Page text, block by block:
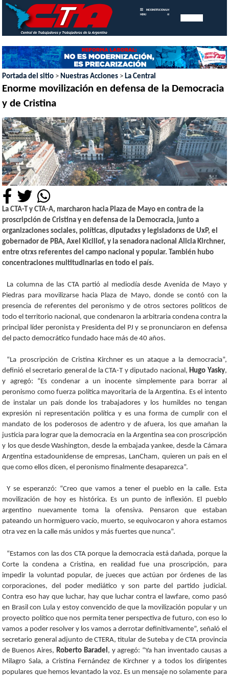
MENU
INICIOINSTITUCIONAL MEMORIAS
ANUALES
Portada del sitio > Nuestras Acciones > La Central
Enorme movilización en defensa de la Democracia
y de Cristina
La CTA-T y CTA-A, marcharon hacia Plaza de Mayo en contra de la
proscripción de Cristina y en defensa de la Democracia, junto a
organizaciones sociales, políticas, diputadxs y legisladorxs de UxP, el
gobernador de PBA, Axel Kicillof, y la senadora nacional Alicia Kirchner,
entre otrxs referentes del campo nacional y popular. También hubo
concentraciones multitudinarias en todo el país.
La columna de las CTA partió al mediodía desde Avenida de Mayo y
Piedras para movilizarse hacia Plaza de Mayo, donde se contó con la
presencia de referentes del peronismo y de otros sectores politicos de
todo el territorio nacional, que condenaron la arbitraria condena contra la
principal líder peronista y Presidenta del PJ y se pronunciaron en defensa
del pacto democrático fundado hace más de 40 años.
“La proscripción de Cristina Kirchner es un ataque a la democracia”,
definió el secretario general de la CTA-T y diputado nacional,Hugo Yasky,
y agregó: “Es condenar a un inocente simplemente para borrar al
peronismo como fuerza política mayoritaria de la Argentina. Es el intento
de instalar un país donde los trabajadores y los humildes no tengan
expresión ni representación política y es una forma de cumplir con el
mandato de los poderosos de adentro y de afuera, los que amañan la
justicia para lograr que la democracia en la Argentina sea con proscripción
y los que desde Washington, desde la embajada yankee, desde la Cámara
Argentina estadounidense de empresas, LanCham, quieren un país en el
que como ellos dicen, el peronismo finalmente desaparezca”.
Y se esperanzó: “Creo que vamos a tener el pueblo en la calle. Esta
movilización de hoy es histórica. Es un punto de inflexión. El pueblo
argentino nuevamente toma la ofensiva. Pensaron que estaban
pateando un hormiguero vacío, muerto, se equivocaron y ahora estamos
otra vez en la calle más unidos y más fuertes que nunca”.
“Estamos con las dos CTA porque la democracia está dañada, porque la
Corte la condena a Cristina, en realidad fue una proscripción, para
impedir la voluntad popular, de jueces que actúan por órdenes de las
corporaciones, del poder mediático y son parte del partido judicial.
Contra eso hay que luchar, hay que luchar contra el lawfare, como pasó
en Brasil con Lula y estoy convencido de que la movilización popular y un
proyecto político que nos permita tener perspectiva de futuro, con eso lo
vamos a poder resolver y los vamos a derrotar definitivamente”, señaló el
secretario general adjunto de CTERA, titular de Suteba y de CTA provincia
de Buenos Aires, Roberto Baradel , y agregó: “Ya han inventado causas a
Milagro Sala, a Cristina Fernández de Kirchner y a todos los dirigentes
populares que hemos levantado la voz. Es un mensaje no solamente para